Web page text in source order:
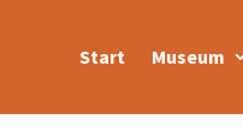
Start Museum